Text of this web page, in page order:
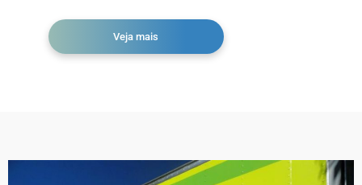
Veja mais